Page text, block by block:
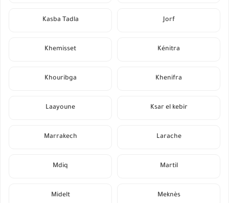
Jorf
Kasba Tadla
Kénitra
Khemisset
Khenifra
Khouribga
Ksar el kebir
Laayoune
Larache
Marrakech
Martil
Mdiq
Meknès
Midelt